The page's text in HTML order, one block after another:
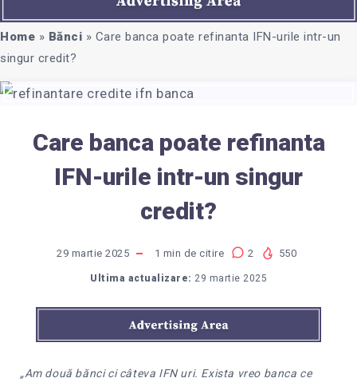
Home » Bănci » Care banca poate refinanta IFN-urile intr-un
singur credit?
Care banca poate refinanta
IFN-urile intr-un singur
credit?
29 martie 2025 1 min de citire 2 550
Ultima actualizare: 29 martie 2025
„Am două bănci ci câteva IFN uri. Exista vreo banca ce